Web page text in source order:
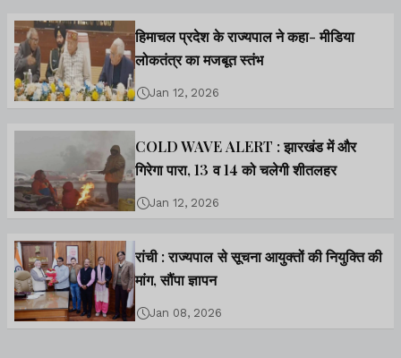
हिमाचल प्रदेश के राज्यपाल ने कहा- मीडिया
लोकतंत्र का मजबूत स्तंभ
Jan 12, 2026
COLD WAVE ALERT : झारखंड में और
गिरेगा पारा, 13 व 14 को चलेगी शीतलहर
Jan 12, 2026
रांची : राज्यपाल से सूचना आयुक्तों की नियुक्ति की
मांग, सौंपा ज्ञापन
Jan 08, 2026